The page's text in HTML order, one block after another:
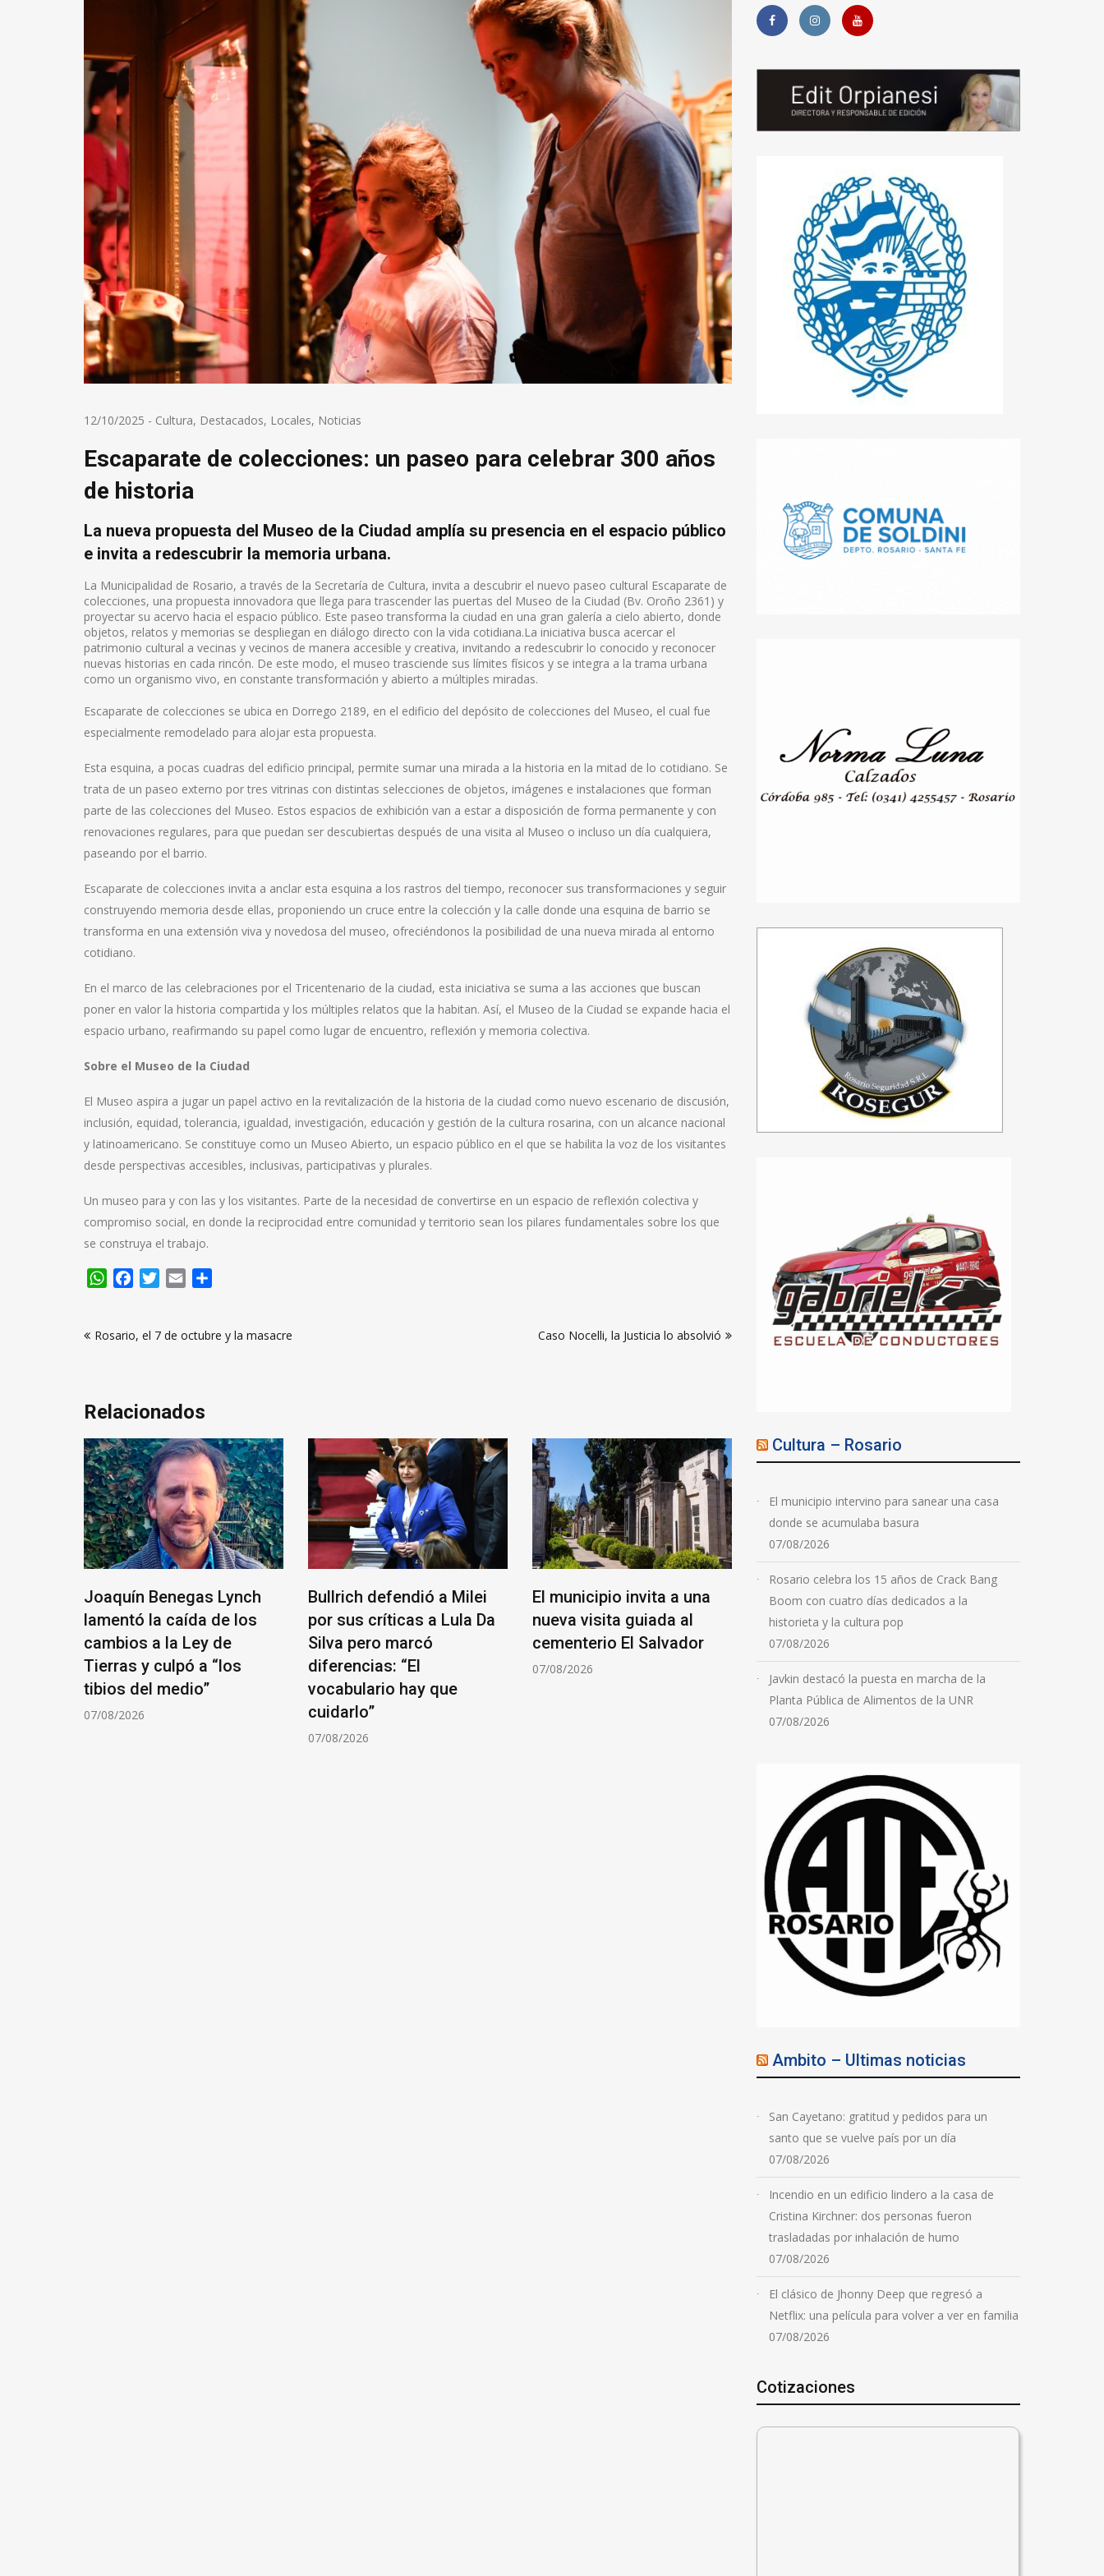
12/10/2025 - Cultura, Destacados, Locales, Noticias
Escaparate de colecciones: un paseo para celebrar 300 años
de historia
La nueva propuesta del Museo de la Ciudad amplía su presencia en el espacio público
e invita a redescubrir la memoria urbana.
La Municipalidad de Rosario, a través de la Secretaría de Cultura, invita a descubrir el nuevo paseo cultural Escaparate de
colecciones, una propuesta innovadora que llega para trascender las puertas del Museo de la Ciudad (Bv. Oroño 2361) y
proyectar su acervo hacia el espacio público. Este paseo transforma la ciudad en una gran galería a cielo abierto, donde
objetos, relatos y memorias se despliegan en diálogo directo con la vida cotidiana.La iniciativa busca acercar el
patrimonio cultural a vecinas y vecinos de manera accesible y creativa, invitando a redescubrir lo conocido y reconocer
nuevas historias en cada rincón. De este modo, el museo trasciende sus límites físicos y se integra a la trama urbana
como un organismo vivo, en constante transformación y abierto a múltiples miradas.
Escaparate de colecciones se ubica en Dorrego 2189, en el edificio del depósito de colecciones del Museo, el cual fue
especialmente remodelado para alojar esta propuesta.
Esta esquina, a pocas cuadras del edificio principal, permite sumar una mirada a la historia en la mitad de lo cotidiano. Se
trata de un paseo externo por tres vitrinas con distintas selecciones de objetos, imágenes e instalaciones que forman
parte de las colecciones del Museo. Estos espacios de exhibición van a estar a disposición de forma permanente y con
renovaciones regulares, para que puedan ser descubiertas después de una visita al Museo o incluso un día cualquiera,
paseando por el barrio.
Escaparate de colecciones invita a anclar esta esquina a los rastros del tiempo, reconocer sus transformaciones y seguir
construyendo memoria desde ellas, proponiendo un cruce entre la colección y la calle donde una esquina de barrio se
transforma en una extensión viva y novedosa del museo, ofreciéndonos la posibilidad de una nueva mirada al entorno
cotidiano.
En el marco de las celebraciones por el Tricentenario de la ciudad, esta iniciativa se suma a las acciones que buscan
poner en valor la historia compartida y los múltiples relatos que la habitan. Así, el Museo de la Ciudad se expande hacia el
espacio urbano, reafirmando su papel como lugar de encuentro, reflexión y memoria colectiva.
Sobre el Museo de la Ciudad
El Museo aspira a jugar un papel activo en la revitalización de la historia de la ciudad como nuevo escenario de discusión,
inclusión, equidad, tolerancia, igualdad, investigación, educación y gestión de la cultura rosarina, con un alcance nacional
y latinoamericano. Se constituye como un Museo Abierto, un espacio público en el que se habilita la voz de los visitantes
desde perspectivas accesibles, inclusivas, participativas y plurales.
Un museo para y con las y los visitantes. Parte de la necesidad de convertirse en un espacio de reflexión colectiva y
compromiso social, en donde la reciprocidad entre comunidad y territorio sean los pilares fundamentales sobre los que
se construya el trabajo.
WhatsApp
FacebookTwitter
Email
deRosario, el 7 de octubre y la masacre Caso Nocelli, la Justicia lo absolvió
Relacionados
Joaquín Benegas Lynch
lamentó la caída de los
cambios a la Ley de
Tierras y culpó a “los
tibios del medio”
07/08/2026
Bullrich defendió a Milei
por sus críticas a Lula Da
Silva pero marcó
diferencias: “El
vocabulario hay que
cuidarlo”
07/08/2026
El municipio invita a una
nueva visita guiada al
cementerio El Salvador
07/08/2026
Milei y Noboa
encabezaron la firma de
acuerdos bilaterales en
Quito para profundizar la
relación estratégica entre
Cultura – Rosario
El municipio intervino para sanear una casa
donde se acumulaba basura
07/08/2026
Rosario celebra los 15 años de Crack Bang
Boom con cuatro días dedicados a la
historieta y la cultura pop
07/08/2026
Javkin destacó la puesta en marcha de la
Planta Pública de Alimentos de la UNR
07/08/2026
Ambito – Ultimas noticias
San Cayetano: gratitud y pedidos para un
santo que se vuelve país por un día
07/08/2026
Incendio en un edificio lindero a la casa de
Cristina Kirchner: dos personas fueron
trasladadas por inhalación de humo
07/08/2026
El clásico de Jhonny Deep que regresó a
Netflix: una película para volver a ver en familia
07/08/2026
Cotizaciones